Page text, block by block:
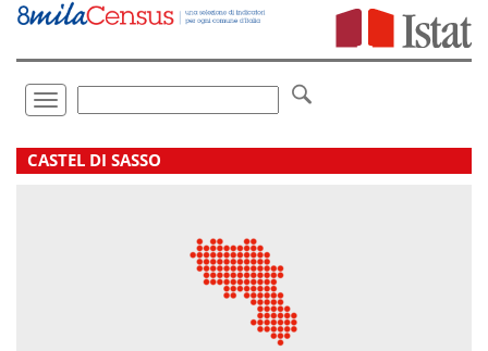
Vai
direttamente
Toggle
navigation
.
CASTEL DI SASSO